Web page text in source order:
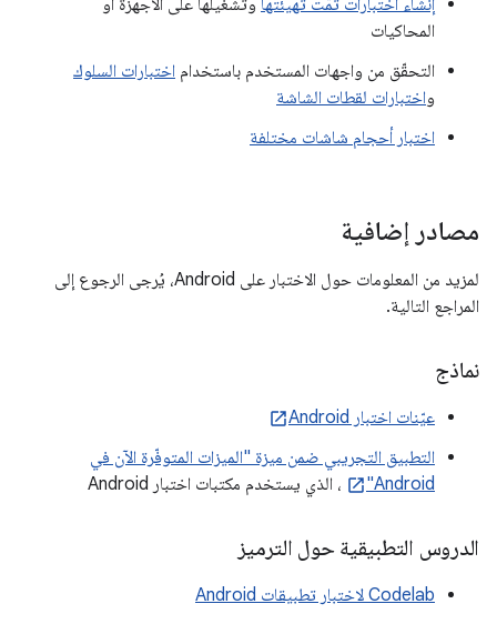
إنشاء اختبارات تمّت تهيئتها وتشغيلها على الأجهزة أو
المحاكيات
التحقّق من واجهات المستخدم باستخدام اختبارات السلوك
واختبارات لقطات الشاشة
اختبار أحجام شاشات مختلفة
مصادر إضافية
لمزيد من المعلومات حول الاختبار على Android، يُرجى الرجوع إلى
المراجع التالية.
نماذج
عيّنات اختبار Android
التطبيق التجريبي ضمن ميزة "الميزات المتوفّرة الآن في
Android"
، الذي يستخدم مكتبات اختبار Android
الدروس التطبيقية حول الترميز
Codelab لاختبار تطبيقات Android